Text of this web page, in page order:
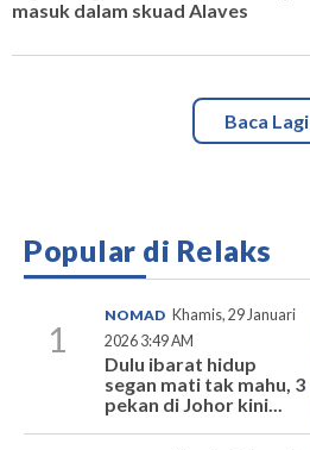
masuk dalam skuad Alaves
Baca Lagi
Popular di Relaks
1
NOMAD Khamis, 29 Januari
2026 3:49 AM
Dulu ibarat hidup
segan mati tak mahu, 3
pekan di Johor kini...